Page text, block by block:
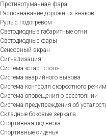
Противотуманная фара
Распознавание дорожных знаков
Руль с подогревом
Светодиодные габаритные огни
Светодиодные фары
Сенсорный экран
Сигнализация
Система «старт-стоп»
Система аварийного вызова
Система контроля скоростного
Система оповещения о расстоянии
Система предупреждения об
Складные боковые зеркала
Спортивная подвеска
Спортивные сиденья